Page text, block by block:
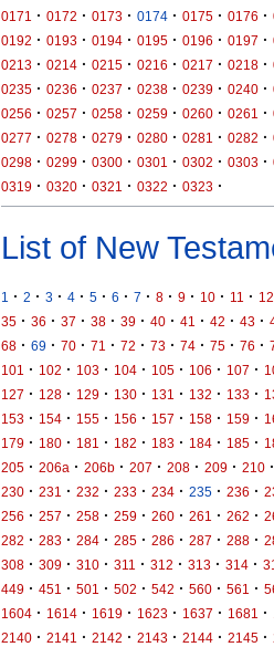
0171
· 0172 · 0173 · 0174 · 0175 · 0176 ·
0192 · 0193 · 0194 · 0195 · 0196 · 0197 ·
0213 · 0214 · 0215 · 0216 · 0217 · 0218 ·
0235 · 0236 · 0237 · 0238 · 0239 · 0240 ·
0256 · 0257 · 0258 · 0259 · 0260 · 0261 ·
0277 · 0278 · 0279 · 0280 · 0281 · 0282 ·
0298 · 0299 · 0300 · 0301 · 0302 · 0303 ·
0319 · 0320 · 0321 · 0322 · 0323 ·
List of New
1 · 2 · 3 · 4 · 5 · 6 · 7 · 8 · 9 · 10 · 11 · 12
35 · 36 · 37 · 38 · 39 · 40 · 41 · 42 · 43 ·
68 · 69 · 70 · 71 · 72 · 73 · 74 · 75 · 76 ·
101
· 102 · 103 · 104 · 105 · 106 · 107 ·
127 · 128 · 129 · 130 · 131 · 132 · 133 ·
153 · 154 · 155 · 156 · 157 · 158 · 159 ·
179 · 180 · 181 · 182 · 183 · 184 · 185 ·
205 · 206a · 206b · 207 · 208 · 209 · 210 ·
230 · 231 · 232 · 233 · 234 · 235 · 236 ·
256 · 257 · 258 · 259 · 260 · 261 · 262 ·
282 · 283 · 284 · 285 · 286 · 287 · 288 ·
308 · 309 · 310 · 311 · 312 · 313 · 314 ·
449 · 451 · 501 · 502 · 542 · 560 · 561 ·
1604 · 1614 · 1619 · 1623 · 1637 · 1681 ·
2140 · 2141 · 2142 · 2143 · 2144 · 2145 ·